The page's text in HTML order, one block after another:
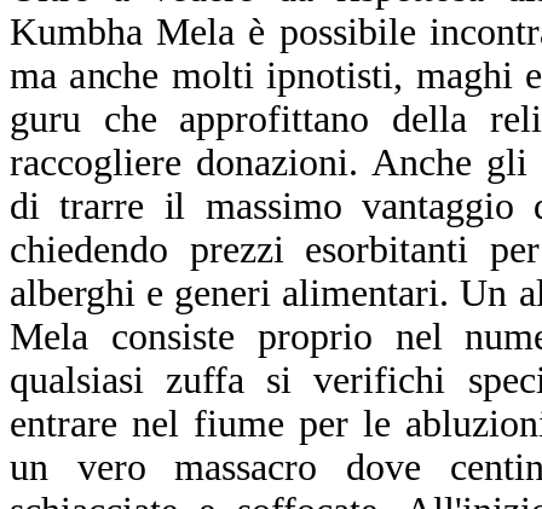
Kumbha Mela è possibile
ma anche molti ipnotisti, maghi
guru che approfittano della
raccogliere donazioni. Anche
di trarre il massimo vantaggio
chiedendo prezzi esorbitanti
alberghi e generi alimentari. Un
Mela consiste proprio nel
qualsiasi zuffa si verifichi
entrare nel fiume per le
un vero massacro dove